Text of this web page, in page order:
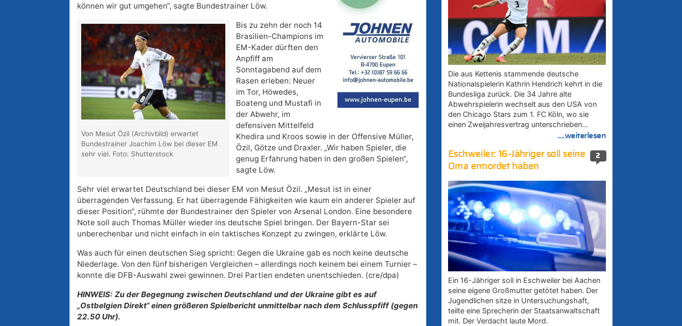
können wir gut umgehen“, sagte Bundestrainer Löw.
Von Mesut Özil (Archivbild) erwartet
Bundestrainer Joachim Löw bei dieser EM
sehr viel. Foto: Shutterstock
Bis zu zehn der noch 14
Brasilien-Champions im
EM-Kader dürften den
Anpfiff am
Sonntagabend auf dem
Rasen erleben: Neuer
im Tor, Höwedes,
Boateng und Mustafi in
der Abwehr, im
defensiven Mittelfeld
Khedira und Kroos sowie in der Offensive Müller,
Özil, Götze und Draxler. „Wir haben Spieler, die
genug Erfahrung haben in den großen Spielen“,
sagte Löw.
Sehr viel erwartet Deutschland bei dieser EM von Mesut Özil. „Mesut ist in einer
überragenden Verfassung. Er hat überragende Fähigkeiten wie kaum ein anderer Spieler auf
dieser Position“, rühmte der Bundestrainer den Spieler von Arsenal London. Eine besondere
Note soll auch Thomas Müller wieder ins deutsche Spiel bringen. Der Bayern-Star sei
unberechenbar und nicht einfach in ein taktisches Konzept zu zwingen, erklärte Löw.
Was auch für einen deutschen Sieg spricht: Gegen die Ukraine gab es noch keine deutsche
Niederlage. Von den fünf bisherigen Vergleichen – allerdings noch keinem bei einem Turnier –
konnte die DFB-Auswahl zwei gewinnen. Drei Partien endeten unentschieden. (cre/dpa)
HINWEIS: Zu der Begegnung zwischen Deutschland und der Ukraine gibt es auf
„Ostbelgien Direkt“ einen größeren Spielbericht unmittelbar nach dem Schlusspfiff (gegen
22.50 Uhr).
Die aus Kettenis stammende deutsche
Nationalspielerin Kathrin Hendrich kehrt in die
Bundesliga zurück. Die 34 Jahre alte
Abwehrspielerin wechselt aus den USA von
den Chicago Stars zum 1. FC Köln, wo sie
einen Zweijahresvertrag unterschrieben…
....weiterlesen
2
Eschweiler: 16-Jähriger soll seine
Oma ermordet haben
Ein 16-Jähriger soll in Eschweiler bei Aachen
seine eigene Großmutter getötet haben. Der
Jugendlichen sitze in Untersuchungshaft,
teilte eine Sprecherin der Staatsanwaltschaft
mit. Der Verdacht laute Mord.